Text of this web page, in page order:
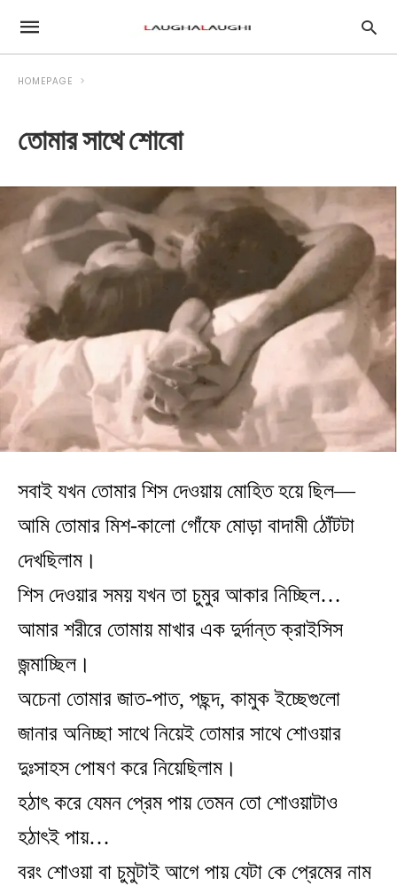
HOMEPAGE
তোমার সাথে শোবো
সবাই যখন তোমার শিস দেওয়ায় মোহিত হয়ে ছিল—
আমি তোমার মিশ-কালো গোঁফে মোড়া বাদামী ঠোঁটটা
দেখছিলাম।
শিস দেওয়ার সময় যখন তা চুমুর আকার নিচ্ছিল…
আমার শরীরে তোমায় মাখার এক দুর্দান্ত ক্রাইসিস
জন্মাচ্ছিল।
অচেনা তোমার জাত-পাত, পছন্দ, কামুক ইচ্ছেগুলো
জানার অনিচ্ছা সাথে নিয়েই তোমার সাথে শোওয়ার
দুঃসাহস পোষণ করে নিয়েছিলাম।
হঠাৎ করে যেমন প্রেম পায় তেমন তো শোওয়াটাও
হঠাৎই পায়…
বরং শোওয়া বা চুমুটাই আগে পায় যেটা কে প্রেমের নাম